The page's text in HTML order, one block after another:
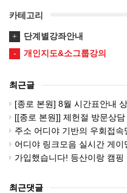
카테고리
단계별강좌안내
개인지도&소그룹강의
최근글
[종로 본원] 8월 시간표안내
[[종로 본원]] 제헌절 방문상담
주소 어디야 기반의 우회접
어디야 링크모음 실시간 게이
가입했습니다! 등산이랑 캠
최근댓글